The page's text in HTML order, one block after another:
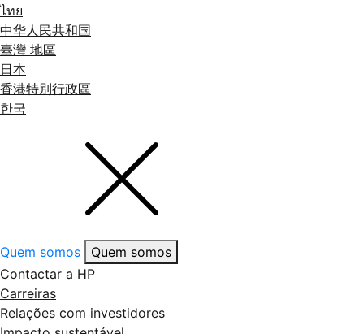
ไทย
中华人民共和国
臺灣 地區
日本
香港特別行政區
한국
Quem somos
Quem somos
Contactar a HP
Carreiras
Relações com investidores